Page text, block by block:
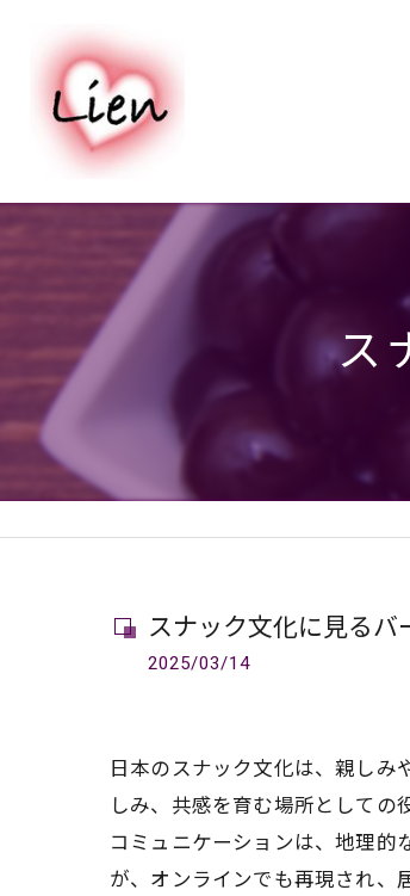
ス
スナック文化に見るバ
2025/03/14
日本のスナック文化は、親しみ
しみ、共感を育む場所としての
コミュニケーションは、地理的
が、オンラインでも再現され、